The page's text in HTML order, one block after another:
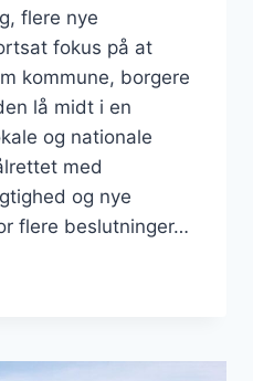
flere nye
fokus på at
kommune, borgere
lå midt i en
og nationale
med
og nye
flere beslutninger…